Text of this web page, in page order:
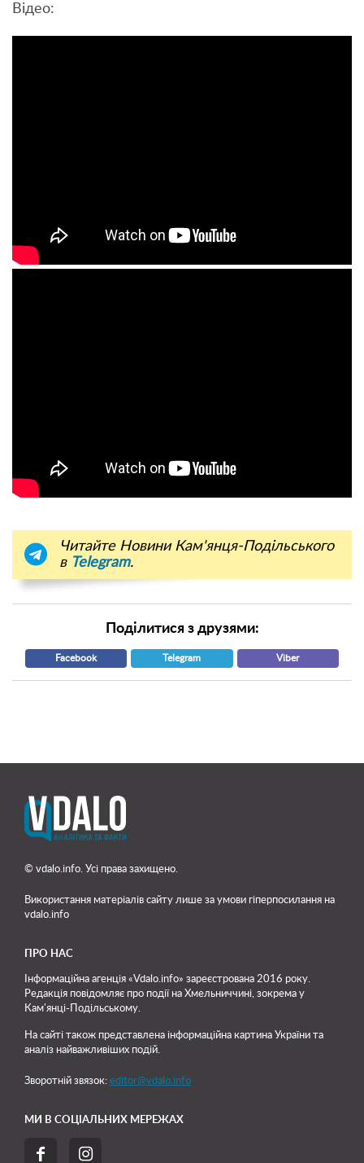
Відео:
Читайте Новини Кам'янця-Подільського
в Telegram.
Поділитися з друзями:
Facebook Telegram Viber
© vdalo.info. Усі права захищено.
Використання матеріалів сайту лише за умови гіперпосилання на
vdalo.info
ПРО НАС
Інформаційна агенція «Vdalo.info» зареєстрована 2016 року.
Редакція повідомляє про події на Хмельниччині, зокрема у
Кам'янці-Подільському.
На сайті також представлена інформаційна картина України та
аналіз найважливіших подій.
Зворотній звязок: editor@vdalo.info
МИ В СОЦІАЛЬНИХ МЕРЕЖАХ
 